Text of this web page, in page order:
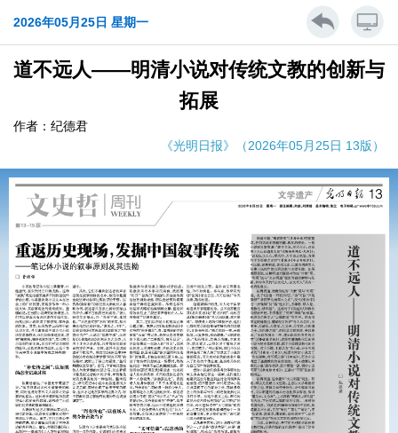
2026年05月25日 星期一
道不远人——明清小说对传统文教的创新与
拓展
作者：纪德君
《光明日报》（2026年05月25日 13版）